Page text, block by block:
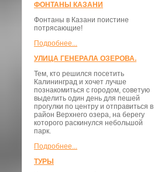
ФОНТАНЫ КАЗАНИ
Фонтаны в Казани поистине
потрясающие!
Подробнее...
УЛИЦА ГЕНЕРАЛА ОЗЕРОВА.
Тем, кто решился посетить
Калининград и хочет лучше
познакомиться с городом, советую
выделить один день для пешей
прогулки по центру и отправиться в
район Верхнего озера, на берегу
которого раскинулся небольшой
парк.
Подробнее...
ТУРЫ